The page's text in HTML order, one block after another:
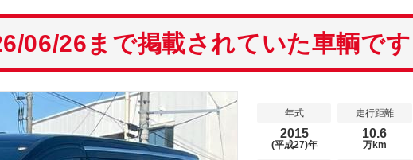
06/26まで掲載されていた車輌です
年式
2015
(平成27)年
走行距離
10.6
万km